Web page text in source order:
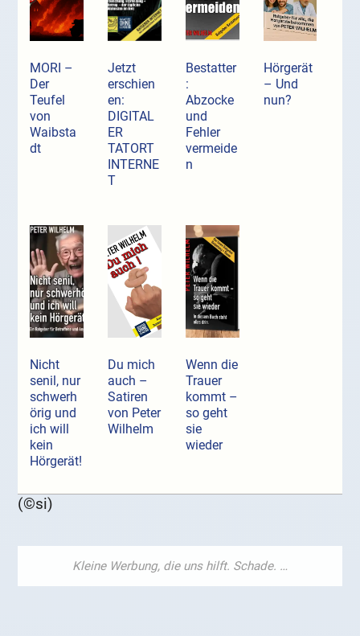
MORI –
Der
Teufel
von
Waibsta
dt
Jetzt
erschien
en:
DIGITAL
ER
TATORT
INTERNE
T
Bestatter
:
Abzocke
und
Fehler
vermeide
n
Hörgerät
– Und
nun?
Nicht
senil, nur
schwerh
örig und
ich will
kein
Hörgerät!
Du mich
auch –
Satiren
von Peter
Wilhelm
Wenn die
Trauer
kommt –
so geht
sie
wieder
(©si)